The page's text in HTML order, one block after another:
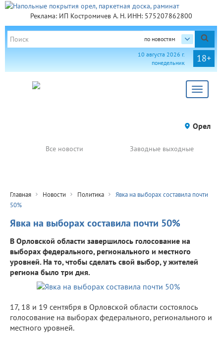
Реклама: ИП Костромичев А. Н. ИНН: 575207862800
по новостям
18+
10 августа 2026 г.
понедельник
Toggle
Орел
Все новости Заводные выходные
Главная Новости Политика
Явка на выборах составила почти
50%
Явка на выборах составила почти 50%
В Орловской области завершилось голосование на
выборах федерального, регионального и местного
уровней. На то, чтобы сделать свой выбор, у жителей
региона было три дня.
17, 18 и 19 сентября в Орловской области состоялось
голосование на выборах федерального, регионального и
местного уровней.